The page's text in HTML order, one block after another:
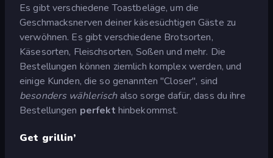
Es gibt verschiedene Toastbeläge, um die
Geschmacksnerven deiner käsesüchtigen Gäste zu
verwöhnen. Es gibt verschiedene Brotsorten,
Käsesorten, Fleischsorten, Soßen und mehr. Die
Bestellungen können ziemlich komplex werden, und
einige Kunden, die so genannten "Closer", sind
besonders wählerischalso sorge dafür, dass du ihre
Bestellungen perfekt hinbekommst.
Get grillin’